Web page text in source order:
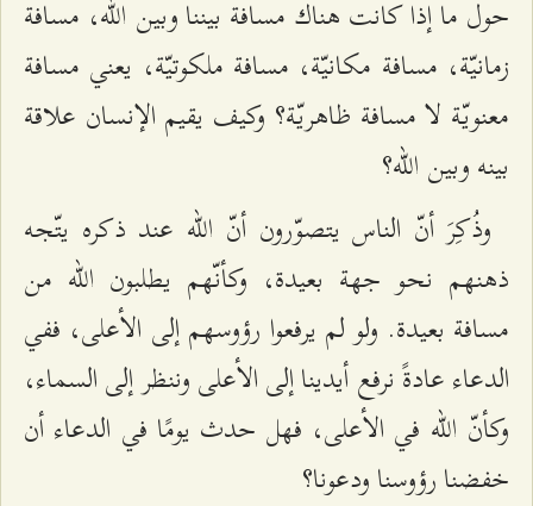
حول ما إذا كانت هناك مسافة بيننا وبين الله، مسافة
زمانيّة، مسافة مكانيّة، مسافة ملكوتيّة، يعني مسافة
معنويّة لا مسافة ظاهريّة؟ وكيف يقيم الإنسان علاقة
بينه وبين الله؟
وذُكِرَ أنّ الناس يتصوّرون أنّ الله عند ذكره يتّجه
ذهنهم نحو جهة بعيدة، وكأنّهم يطلبون الله من
مسافة بعيدة. ولو لم يرفعوا رؤوسهم إلى الأعلى، ففي
الدعاء عادةً نرفع أيدينا إلى الأعلى وننظر إلى السماء،
وكأنّ الله في الأعلى، فهل حدث يومًا في الدعاء أن
خفضنا رؤوسنا ودعونا؟